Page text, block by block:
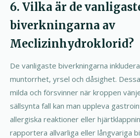
6. Vilka är de
biverkningarna av
Meclizinhydroklorid?
De vanligaste biverkningarna
muntorrhet, yrsel och dåsighet.
milda och försvinner när kroppen
sällsynta fall kan man uppleva
allergiska reaktioner eller
rapportera allvarliga eller långvariga